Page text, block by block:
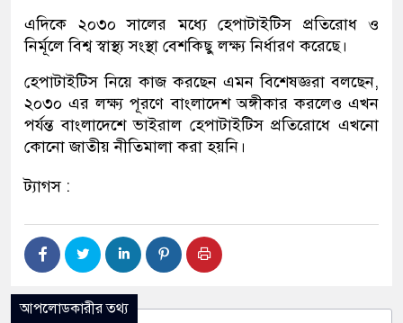
এদিকে ২০৩০ সালের মধ্যে হেপাটাইটিস প্রতিরোধ ও
নির্মূলে বিশ্ব স্বাস্থ্য সংস্থা বেশকিছু লক্ষ্য নির্ধারণ করেছে।
হেপাটাইটিস নিয়ে কাজ করছেন এমন বিশেষজ্ঞরা বলছেন,
২০৩০ এর লক্ষ্য পূরণে বাংলাদেশ অঙ্গীকার করলেও এখন
পর্যন্ত বাংলাদেশে ভাইরাল হেপাটাইটিস প্রতিরোধে এখনো
কোনো জাতীয় নীতিমালা করা হয়নি।
ট্যাগস :
আপলোডকারীর তথ্য